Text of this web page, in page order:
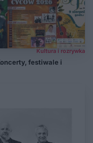
Kultura i rozrywka
festiwale i